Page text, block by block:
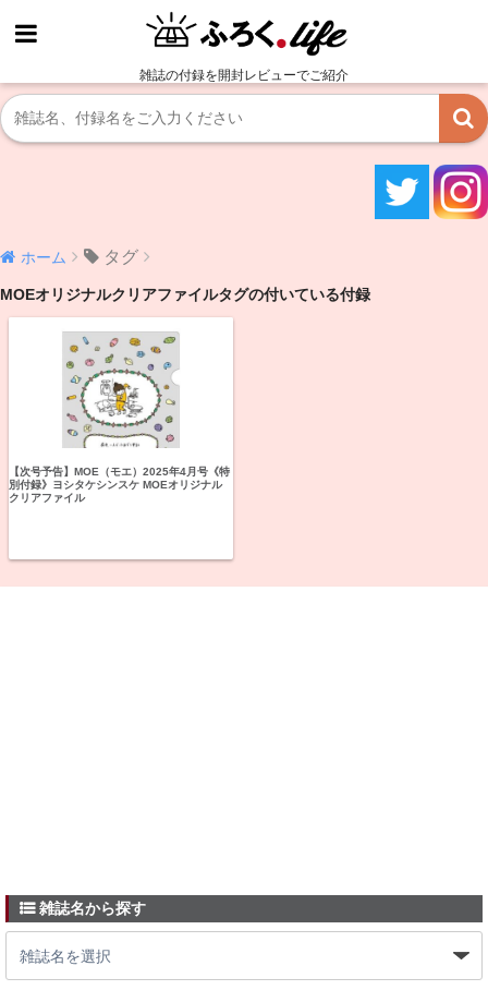
雑誌の付録を開封レビューでご紹介
ホーム タグ
MOEオリジナルクリアファイルタグの付いている付録
【次号予告】MOE（モエ）2025年4月号《特
別付録》ヨシタケシンスケ MOEオリジナル
クリアファイル
雑誌名から探す